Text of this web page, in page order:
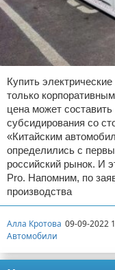
Купить
только
цена может
субсидирования со
«Китайским
определились с
российский рынок. И
Pro. Напомним, по
производства
Алла Кротова 09-09-2022
Автомобили